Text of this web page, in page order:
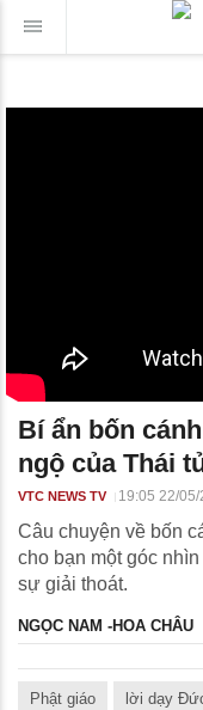
Bí ẩn bốn
ngộ của Thái
VTC NEWS TV 19:05 22/05/
Câu chuyện về bốn
cho bạn một góc
sự giải thoát.
NGỌC NAM -HOA CHÂU
Phật giáo lời dạy